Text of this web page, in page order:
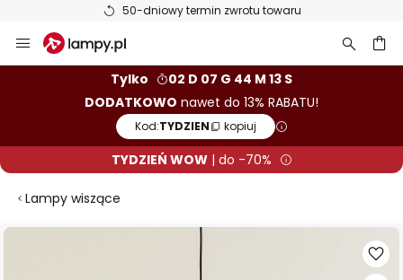
50-dniowy termin zwrotu towaru
Przejdź
do
Tylko
02 D 07 G 44 M 12 S
DODATKOWO nawet do 13% RABATU!
Kod:TYDZIEN kopiuj
TYDZIEŃ WOW| do -70%
Lampy wiszące
Przejdź